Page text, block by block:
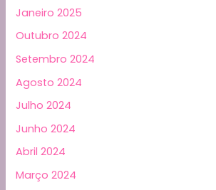
Janeiro 2025
Outubro 2024
Setembro 2024
Agosto 2024
Julho 2024
Junho 2024
Abril 2024
Março 2024